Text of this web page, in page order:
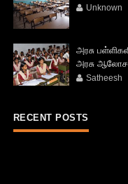
Unknown
அரசு
அரசு
Satheesh
RECENT POSTS